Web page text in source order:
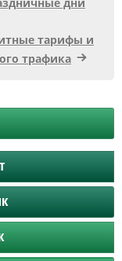
тарифы и
трафика